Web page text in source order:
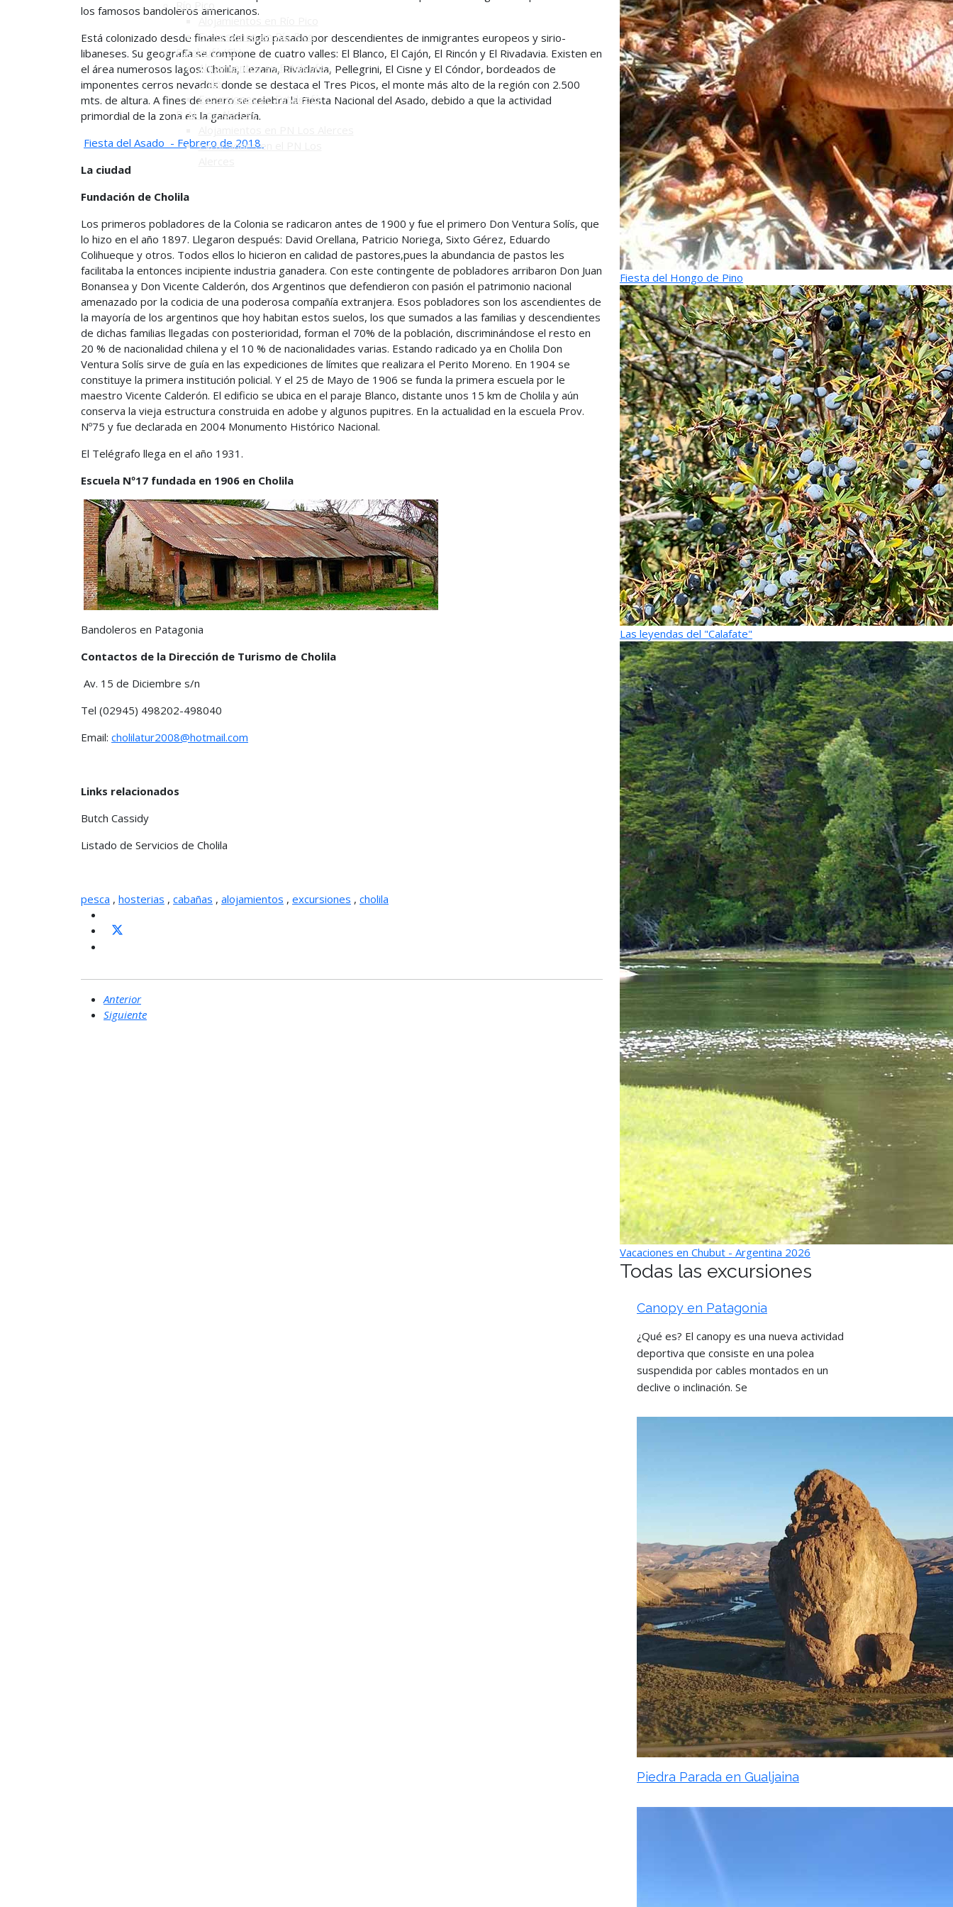
Excursiones en Río Pico
Futaleufú (Ch)
Alojamientos en Futaleufú -
Chile
Excursiones en Futaleufú
P. N. Los Alerces
Excursiones en el PN Los
los famosos bandoleros americanos.
Está colonizado desde finales del siglo pasado por descendientes de inmigrantes europeos y sirio-
libaneses. Su geografía se compone de cuatro valles: El Blanco, El Cajón, El Rincón y El Rivadavia. Existen en
el área numerosos lagos: Cholila, Lezana, Rivadavia, Pellegrini, El Cisne y El Cóndor, bordeados de
imponentes cerros nevados donde se destaca el Tres Picos, el monte más alto de la región con 2.500
mts. de altura. A fines de enero se celebra la Fiesta Nacional del Asado, debido a que la actividad
primordial de la zona es la ganadería.
Fiesta del Asado - Febrero de 2018
La ciudad
Fundación de Cholila
Los primeros pobladores de la Colonia se radicaron antes de 1900 y fue el primero Don Ventura Solís, que
lo hizo en el año 1897. Llegaron después: David Orellana, Patricio Noriega, Sixto Gérez, Eduardo
Colihueque y otros. Todos ellos lo hicieron en calidad de pastores,pues la abundancia de pastos les
facilitaba la entonces incipiente industria ganadera. Con este contingente de pobladores arribaron Don Juan
Bonansea y Don Vicente Calderón, dos Argentinos que defendieron con pasión el patrimonio nacional
amenazado por la codicia de una poderosa compañía extranjera. Esos pobladores son los ascendientes de
la mayoría de los argentinos que hoy habitan estos suelos, los que sumados a las familias y descendientes
de dichas familias llegadas con posterioridad, forman el 70% de la población, discriminándose el resto en
20 % de nacionalidad chilena y el 10 % de nacionalidades varias. Estando radicado ya en Cholila Don
Ventura Solís sirve de guía en las expediciones de límites que realizara el Perito Moreno. En 1904 se
constituye la primera institución policial. Y el 25 de Mayo de 1906 se funda la primera escuela por le
maestro Vicente Calderón. El edificio se ubica en el paraje Blanco, distante unos 15 km de Cholila y aún
conserva la vieja estructura construida en adobe y algunos pupitres. En la actualidad en la escuela Prov.
Nº75 y fue declarada en 2004 Monumento Histórico Nacional.
El Telégrafo llega en el año 1931.
Escuela Nº17 fundada en 1906 en Cholila
Bandoleros en Patagonia
Contactos de la Dirección de Turismo de Cholila
Av. 15 de Diciembre s/n
Tel (02945) 498202-498040
Email: cholilatur2008@hotmail.com
Links relacionados
Butch Cassidy
Listado de Servicios de Cholila
pesca , hosterias , cabañas , alojamientos , excursiones , cholila
Anterior
Siguiente
Fiesta del Hongo de Pino
Las leyendas del "Calafate"
Vacaciones en Chubut - Argentina 2026
Todas las excursiones
Canopy en Patagonia
¿Qué es? El canopy es una nueva actividad
deportiva que consiste en una polea
suspendida por cables montados en un
declive o inclinación. Se
Piedra Parada en Gualjaina